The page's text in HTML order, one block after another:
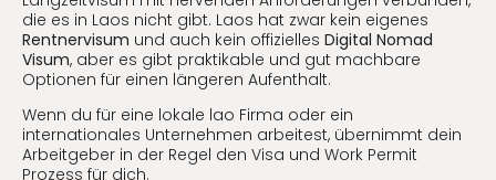
die es in Laos nicht gibt. Laos hat zwar kein eigenes
Rentnervisum und auch kein offizielles Digital Nomad
Visum, aber es gibt praktikable und gut machbare
Optionen für einen längeren Aufenthalt.
Wenn du für eine lokale lao Firma oder ein
internationales Unternehmen arbeitest, übernimmt dein
Arbeitgeber in der Regel den Visa und Work Permit
Prozess für dich.